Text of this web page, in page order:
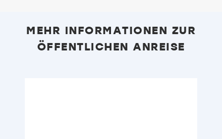
MEHR INFORMATIONEN ZUR
ÖFFENTLICHEN ANREISE